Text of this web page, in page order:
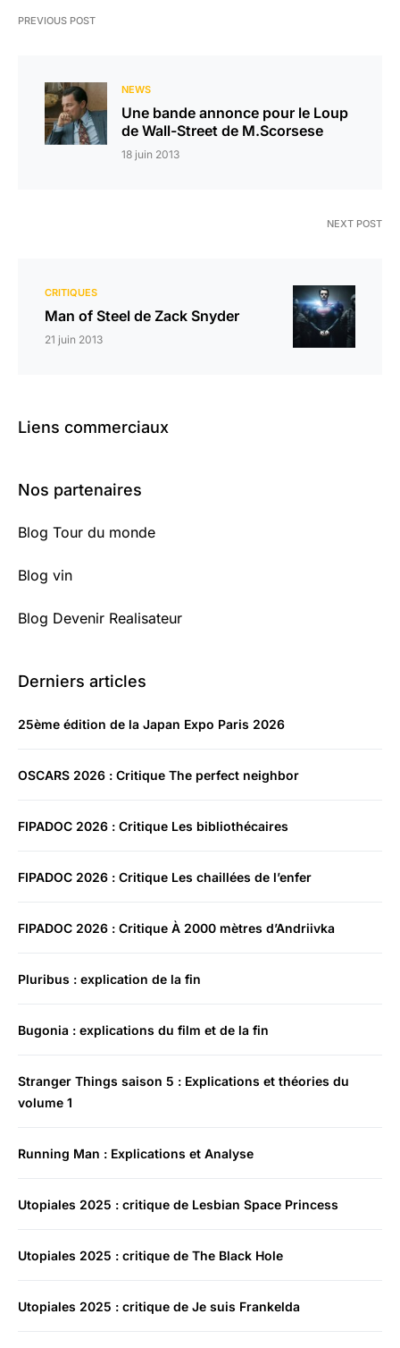
PREVIOUS POST
NEWS
Une bande annonce pour le Loup
de Wall-Street de M.Scorsese
18 juin 2013
NEXT POST
CRITIQUES
Man of Steel de Zack Snyder
21 juin 2013
Liens commerciaux
Nos partenaires
Blog Tour du monde
Blog vin
Blog Devenir Realisateur
Derniers articles
25ème édition de la Japan Expo Paris 2026
OSCARS 2026 : Critique The perfect neighbor
FIPADOC 2026 : Critique Les bibliothécaires
FIPADOC 2026 : Critique Les chaillées de l’enfer
FIPADOC 2026 : Critique À 2000 mètres d’Andriivka
Pluribus : explication de la fin
Bugonia : explications du film et de la fin
Stranger Things saison 5 : Explications et théories du
volume 1
Running Man : Explications et Analyse
Utopiales 2025 : critique de Lesbian Space Princess
Utopiales 2025 : critique de The Black Hole
Utopiales 2025 : critique de Je suis Frankelda